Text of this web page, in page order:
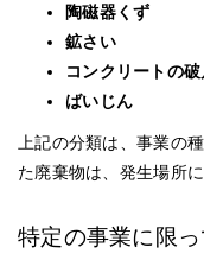
陶磁器くず
鉱さい
コンクリートの破
ばいじん
上記の分類は、事業の
た廃棄物は、発生場所
特定の事業に限